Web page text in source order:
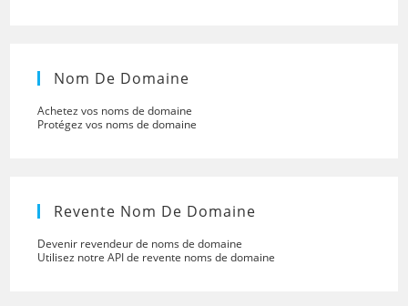
Nom De Domaine
Achetez vos noms de domaine
Protégez vos noms de domaine
Revente Nom De Domaine
Devenir revendeur de noms de domaine
Utilisez notre API de revente noms de domaine